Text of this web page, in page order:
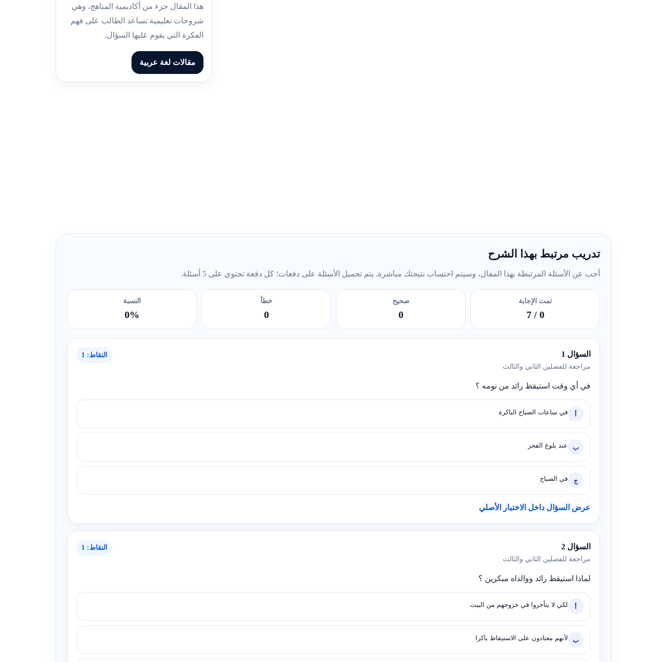
هذا المقال جزء من أكاديمية المناهج، وهي
شروحات تعليمية تساعد الطالب على فهم
الفكرة التي يقوم عليها السؤال.
مقالات لغة عربية
تدريب مرتبط بهذا الشرح
أجب عن الأسئلة المرتبطة بهذا المقال، وسيتم احتساب نتيجتك مباشرة. يتم تحميل الأسئلة على دفعات؛ كل دفعة تحتوي على 5 أسئلة.
تمت الإجابة
0
/ 7
صحيح
0
خطأ
0
النسبة
0%
السؤال 1
مراجعة للفصلين الثاني والثالث
النقاط: 1
في أي وقت استيقظ رائد من نومه ؟
أ في ساعات الصباح الباكرة
ب عند بلوغ الفجر
ج في الصباح
عرض السؤال داخل الاختبار الأصلي
السؤال 2
مراجعة للفصلين الثاني والثالث
النقاط: 1
لماذا استيقظ رائد ووالداه مبكرين ؟
أ لكي لا يتأخروا في خروجهم من البيت
ب لأنهم معتادون على الاستيقاظ باكرا